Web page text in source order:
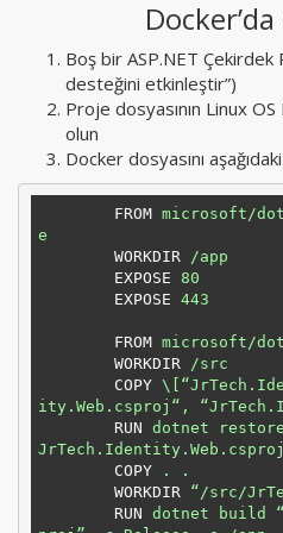
Docker’da
Boş bir ASP.NET
desteğini etkinleştir”)
Proje dosyasının Linux
olun
Docker dosyasını
FROM microsoft/
e
WORKDIR
/app
EXPOSE 80
EXPOSE 443
FROM microsoft/
WORKDIR
/src
COPY
ity.Web.csproj“,
RUN dotnet
COPY
. .
WORKDIR
“/src/
RUN dotnet build